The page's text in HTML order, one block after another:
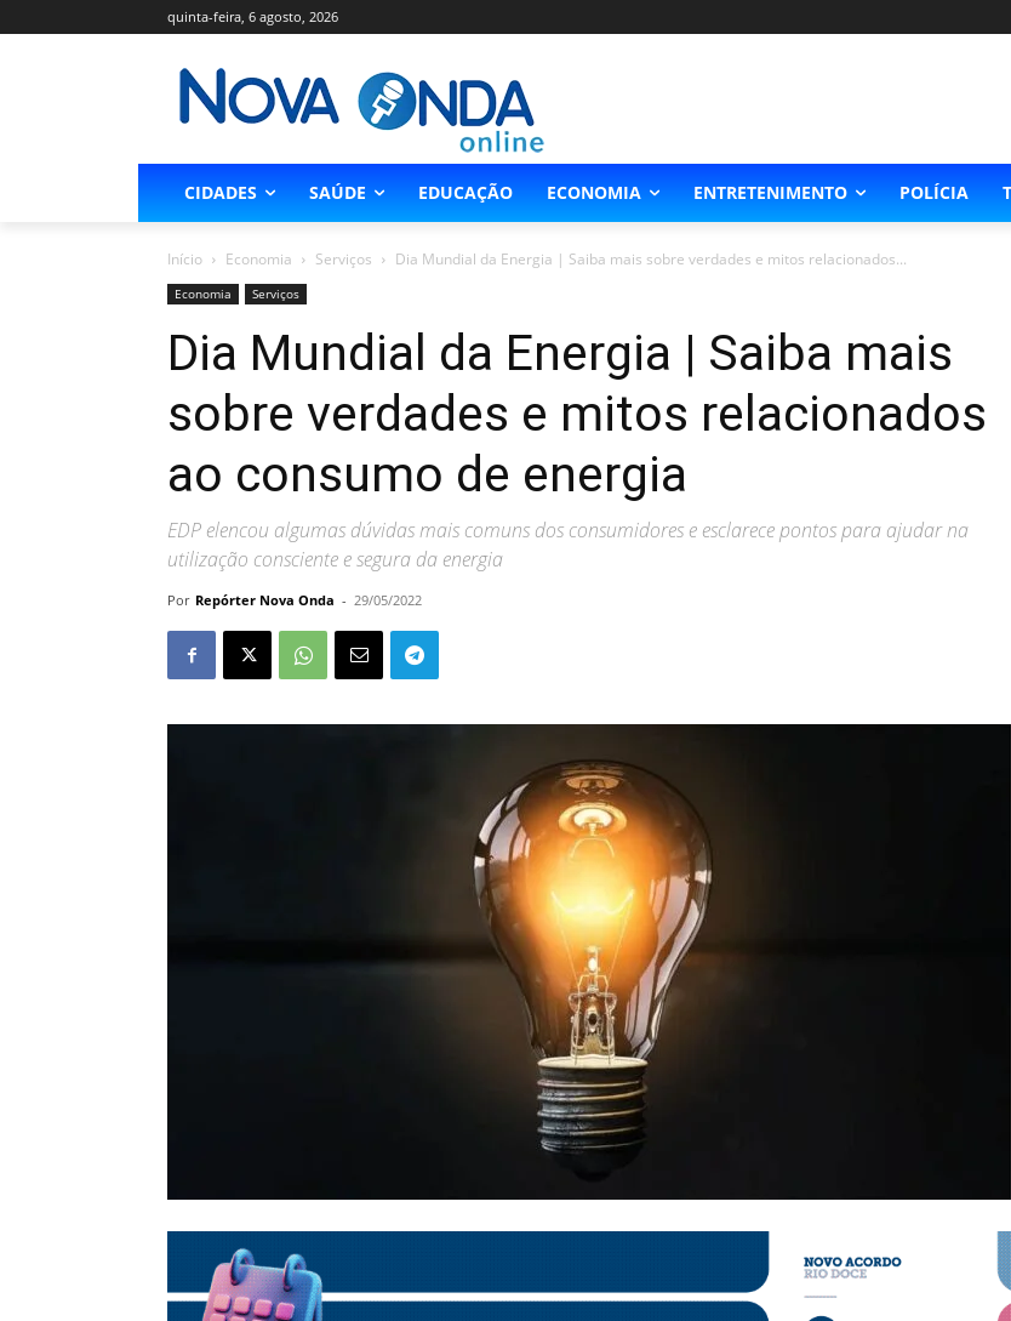
quinta-feira, 6 agosto, 2026
CIDADES SAÚDE EDUCAÇÃO ECONOMIA ENTRETENIMENTO POLÍCIA
Início Economia Serviços Dia Mundial da Energia | Saiba mais sobre verdades e mitos relacionados...
Economia Serviços
Dia Mundial da Energia | Saiba mais
sobre verdades e mitos relacionados
ao consumo de energia
EDP elencou algumas dúvidas mais comuns dos consumidores e esclarece pontos para ajudar na
utilização consciente e segura da energia
Por Repórter Nova Onda - 29/05/2022